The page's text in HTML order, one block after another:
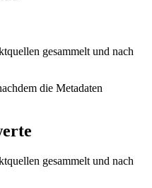
gesammelt und nach
die Metadaten
gesammelt und nach